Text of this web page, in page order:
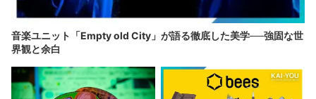
音楽ユニット「Empty old City」が語る徹底した美学──強固な世
界観と余白